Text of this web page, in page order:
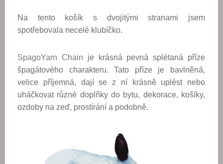
Na tento košík s dvojitými stranami jsem
spotřebovala necelé klubíčko.
SpagoYarn Chain
je krásná pevná splétaná příze
špagátového charakteru. Tato příze je bavlněná,
velice příjemná, dají se z ní krásně uplést nebo
uháčkovat různé doplňky do bytu, dekorace, košíky,
ozdoby na zeď, prostírání a podobně.